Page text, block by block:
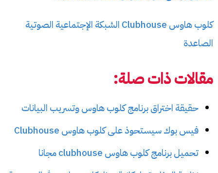
كلوب هاوس Clubhouse الشبكة الإجتماعية الصوتية
الصاعدة
مقالات ذات صلة:
حقيقة اختراق برنامج كلوب هاوس وتسريب البيانات
فيس بوك سيستحوذ على كلوب هاوس Clubhouse
تحميل برنامج كلوب هاوس clubhouse مجانا